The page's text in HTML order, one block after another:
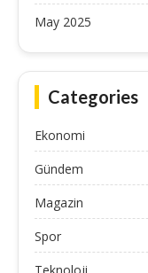
May 2025
Categories
Ekonomi
Gündem
Magazin
Spor